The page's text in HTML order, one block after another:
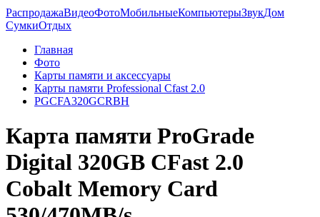
РаспродажаВидеоФотоМобильныеКомпьютерыЗвукДом
СумкиОтдых
Главная
Фото
Карты памяти и аксессуары
Карты памяти Professional Cfast 2.0
PGCFA320GCRBH
Карта памяти ProGrade
Digital 320GB CFast 2.0
Cobalt Memory Card